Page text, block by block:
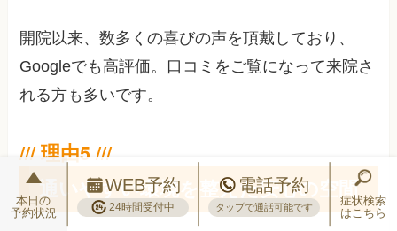
開院以来、数多くの喜びの声を頂戴しており、
Googleでも高評価。口コミをご覧になって来院さ
れる方も多いです。
通いやすい環境を整えた安心の空間
本日の
予約状況
WEB予約
24時間受付中
電話予約
タップで通話可能です
症状検索
はこちら